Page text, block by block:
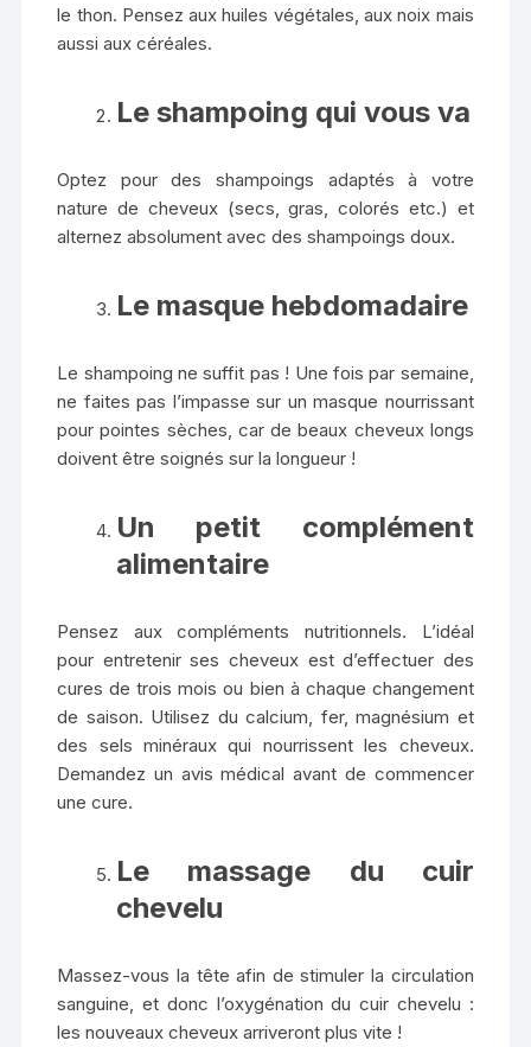
le thon. Pensez aux huiles végétales, aux noix mais
aussi aux céréales.
Le shampoing qui vous va
Optez pour des shampoings adaptés à votre
nature de cheveux (secs, gras, colorés etc.) et
alternez absolument avec des shampoings doux.
Le masque hebdomadaire
Le shampoing ne suffit pas ! Une fois par semaine,
ne faites pas l’impasse sur un masque nourrissant
pour pointes sèches, car de beaux cheveux longs
doivent être soignés sur la longueur !
Un petit complément
alimentaire
Pensez aux compléments nutritionnels. L’idéal
pour entretenir ses cheveux est d’effectuer des
cures de trois mois ou bien à chaque changement
de saison. Utilisez du calcium, fer, magnésium et
des sels minéraux qui nourrissent les cheveux.
Demandez un avis médical avant de commencer
une cure.
Le massage du cuir
chevelu
Massez-vous la tête afin de stimuler la circulation
sanguine, et donc l’oxygénation du cuir chevelu :
les nouveaux cheveux arriveront plus vite !